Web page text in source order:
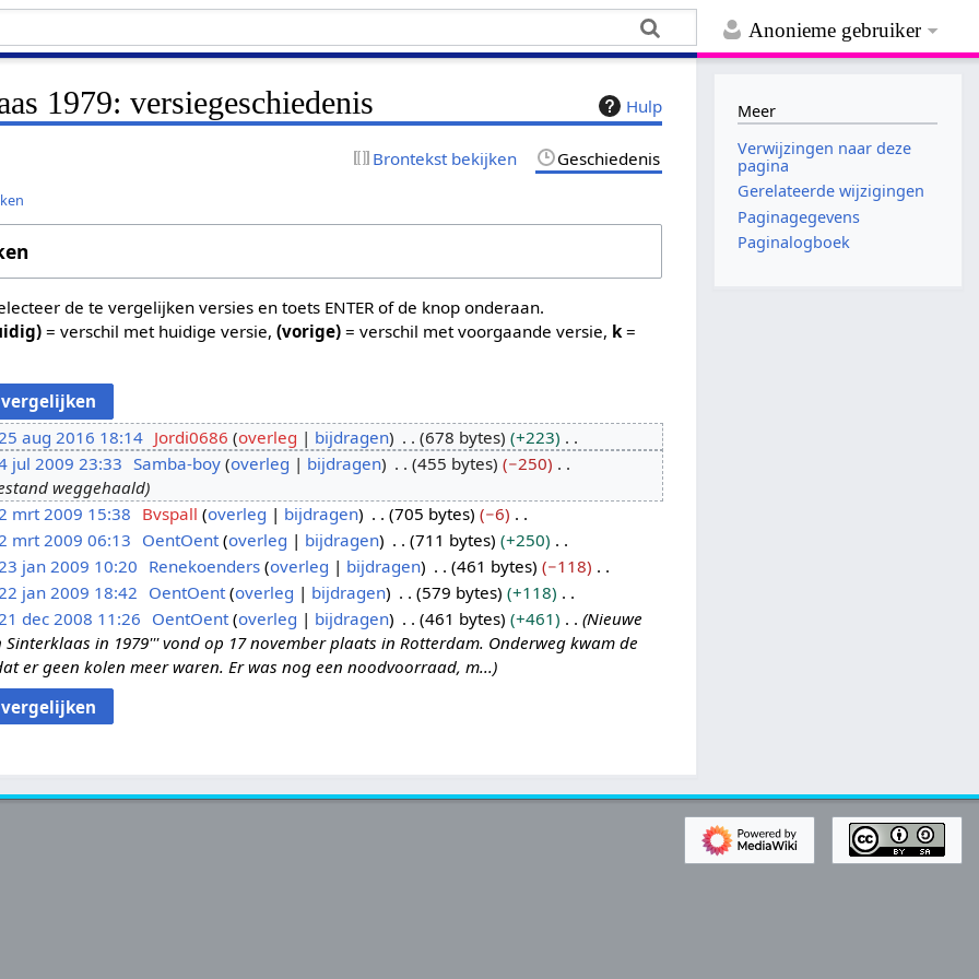
Anonieme gebruiker
Hulp
1979: versiegeschiedenis
Brontekst bekijken Geschiedenis
de te vergelijken versies en toets ENTER of de knop onderaan.
= verschil met huidige versie,(vorige) = verschil met voorgaande versie, k =
aug 2016 18:14 Jordi0686 overleg bijdragen 678 bytes
+223
jul 2009 23:33 Samba-boy overleg bijdragen 455 bytes
−250
weggehaald
mrt 2009 15:38 Bvspall overleg bijdragen 705 bytes
−6
mrt 2009 06:13 OentOent overleg bijdragen 711 bytes
+250
jan 2009 10:20 Renekoenders overleg bijdragen 461 bytes
−118
jan 2009 18:42 OentOent overleg bijdragen 579 bytes
+118
dec 2008 11:26 OentOent overleg bijdragen 461 bytes +461
Nieuwe
in 1979''' vond op 17 november plaats in Rotterdam. Onderweg kwam de
er geen kolen meer waren. Er was nog een noodvoorraad, m...
Meer
Verwijzingen naar deze
pagina
Gerelateerde wijzigingen
Paginagegevens
Paginalogboek